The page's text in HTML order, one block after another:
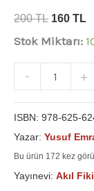
200TL 160 TL
Stok Miktarı:
- +
ISBN: 978-625-
Yazar: Yusuf
Bu ürün 172 kez
Yayınevi: Akıl